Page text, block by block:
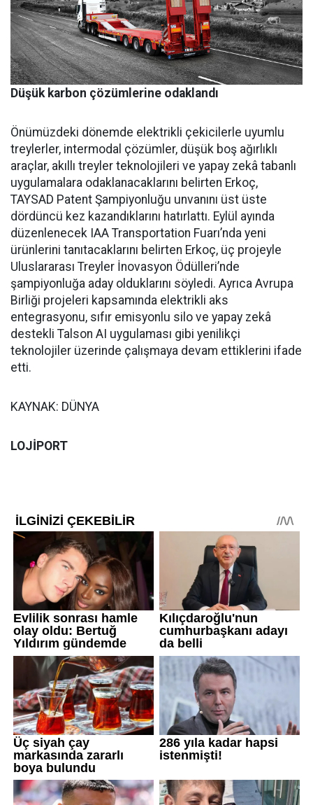
Düşük karbon çözümlerine odaklandı
Önümüzdeki dönemde elektrikli çekicilerle uyumlu
treylerler, intermodal çözümler, düşük boş ağırlıklı
araçlar, akıllı treyler teknolojileri ve yapay zekâ tabanlı
uygulamalara odaklanacaklarını belirten Erkoç,
TAYSAD Patent Şampiyonluğu unvanını üst üste
dördüncü kez kazandıklarını hatırlattı. Eylül ayında
düzenlenecek IAA Transportation Fuarı’nda yeni
ürünlerini tanıtacaklarını belirten Erkoç, üç projeyle
Uluslararası Treyler İnovasyon Ödülleri’nde
şampiyonluğa aday olduklarını söyledi. Ayrıca Avrupa
Birliği projeleri kapsamında elektrikli aks
entegrasyonu, sıfır emisyonlu silo ve yapay zekâ
destekli Talson AI uygulaması gibi yenilikçi
teknolojiler üzerinde çalışmaya devam ettiklerini ifade
etti.
KAYNAK: DÜNYA
LOJİPORT